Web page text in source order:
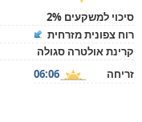
סיכוי למשקעים 2%
רוח צפונית מזרחית
קרינת אולטרה סגולה
זריחה
06:06